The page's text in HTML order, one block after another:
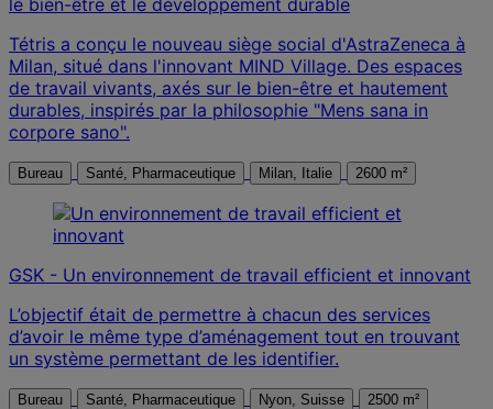
Tétris a conçu le nouveau siège social d'AstraZeneca à
Milan, situé dans l'innovant MIND Village. Des espaces
de travail vivants, axés sur le bien-être et hautement
durables, inspirés par la philosophie "Mens sana in
corpore sano".
Bureau Santé, Pharmaceutique Milan, Italie 2600 m²
GSK - Un environnement de travail efficient et innovant
L’objectif était de permettre à chacun des services
d’avoir le même type d’aménagement tout en trouvant
un système permettant de les identifier.
Bureau Santé, Pharmaceutique Nyon, Suisse 2500 m²